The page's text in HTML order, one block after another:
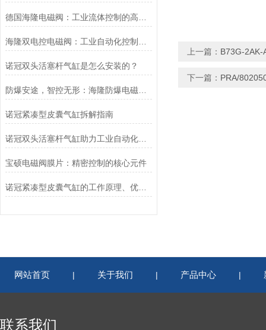
诺冠双头活塞杆气缸是怎么安装的？
防爆安途，智控无形：海隆防爆电磁阀，危险区域的可靠卫士
诺冠紧凑型皮囊气缸拆解指南
诺冠双头活塞杆气缸助力工业自动化迈向新高度
宝硕电磁阀膜片：精密控制的核心元件
诺冠紧凑型皮囊气缸的工作原理、优势和应用
上一篇： B73G-2AK-
下一篇： PRA/
网站首页 | 关于我们 | 产品中心 |
联系我们